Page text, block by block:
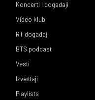
Koncerti i događaji
Video klub
RT događaji
BTS podcast
Vesti
Izveštaji
Playlists